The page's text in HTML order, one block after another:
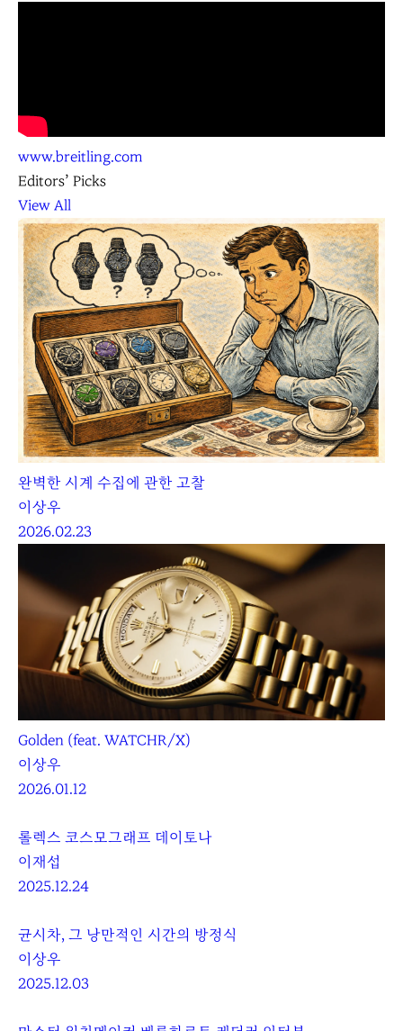
www.breitling.com
Editors’ Picks
View All
완벽한 시계 수집에 관한 고찰
이상우
2026.02.23
Golden (feat. WATCHR/X)
이상우
2026.01.12
롤렉스 코스모그래프 데이토나
이재섭
2025.12.24
균시차, 그 낭만적인 시간의 방정식
이상우
2025.12.03